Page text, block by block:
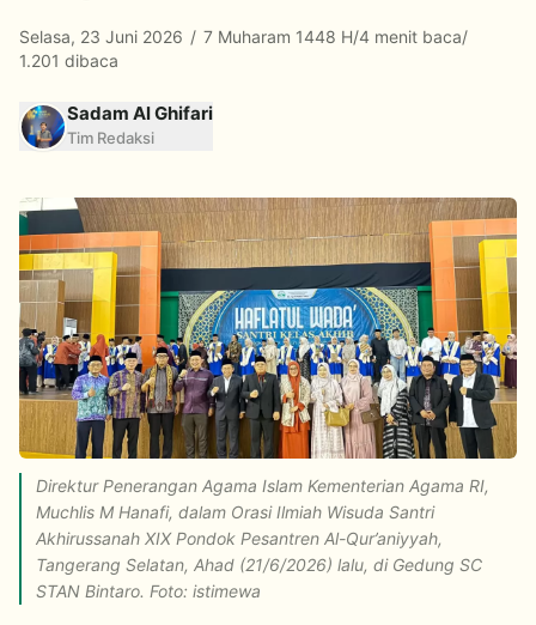
Selasa, 23 Juni 2026 / 7 Muharam 1448 H/4 menit baca/
1.201 dibaca
Sadam Al Ghifari
Tim Redaksi
Direktur Penerangan Agama Islam Kementerian Agama RI,
Muchlis M Hanafi, dalam Orasi Ilmiah Wisuda Santri
Akhirussanah XIX Pondok Pesantren Al-Qur’aniyyah,
Tangerang Selatan, Ahad (21/6/2026) lalu, di Gedung SC
STAN Bintaro. Foto: istimewa